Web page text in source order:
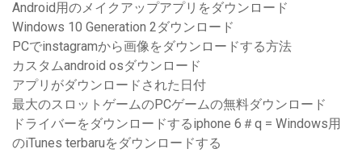
Android用のメイクアップアプリをダウンロード
Windows 10 Generation 2ダウンロード
PCでinstagramから画像をダウンロードする方法
カスタムandroid osダウンロード
アプリがダウンロードされた日付
最大のスロットゲームのPCゲームの無料ダウンロード
ドライバーをダウンロードするiphone 6＃q = Windows用
のiTunes terbaruをダウンロードする